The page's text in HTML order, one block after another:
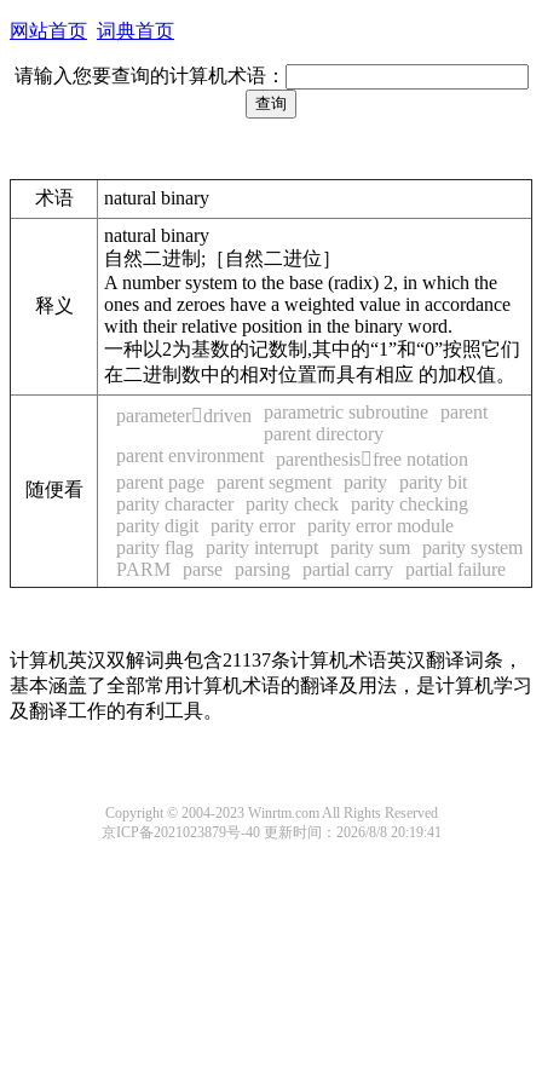
网站首页 词典首页
请输入您要查询的计算机术语：
术语 natural binary
释义
natural binary
自然二进制;［自然二进位］
A number system to the base (radix) 2, in which the
ones and zeroes have a weighted value in accordance
with their relative position in the binary word.
一种以2为基数的记数制,其中的“1”和“0”按照它们
在二进制数中的相对位置而具有相应 的加权值。
随便看
parameterdriven parametric subroutine parent
parent directory
parent environment parenthesisfree notation
parent page parent segment parity parity bit
parity character parity check
parity checking
parity digit parity error parity error module
parity flag
parity interrupt parity sum
parity system
PARM parse parsing partial carry partial failure
计算机英汉双解词典包含21137条计算机术语英汉翻译词条，
基本涵盖了全部常用计算机术语的翻译及用法，是计算机学习
及翻译工作的有利工具。
Copyright © 2004-2023 Winrtm.com All Rights Reserved
京ICP备2021023879号-40 更新时间：2026/8/8 20:19:41